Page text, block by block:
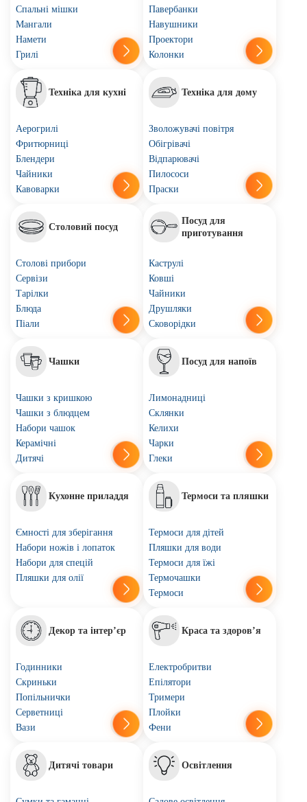
Спальні мішки
Мангали
Намети
Грилі
Павербанки
Навушники
Проектори
Колонки
Техніка для кухні
Аерогрилі
Фритюрниці
Блендери
Чайники
Кавоварки
Техніка для дому
Зволожувачі повітря
Обігрівачі
Відпарювачі
Пилососи
Праски
Столовий посуд
Столові прибори
Сервізи
Тарілки
Блюда
Піали
Посуд для
приготування
Каструлі
Ковші
Чайники
Друшляки
Сковорідки
Чашки
Чашки з кришкою
Чашки з блюдцем
Набори чашок
Керамічні
Дитячі
Посуд для напоїв
Лимонадниці
Склянки
Келихи
Чарки
Глеки
Кухонне приладдя
Ємності для зберігання
Набори ножів і лопаток
Набори для спецій
Пляшки для олії
Термоси та пляшки
Термоси для дітей
Пляшки для води
Термоси для їжі
Термочашки
Термоси
Декор та інтер’єр
Годинники
Скриньки
Попільнички
Серветниці
Вази
Краса та здоров’я
Електробритви
Епілятори
Тримери
Плойки
Фени
Дитячі товари Освітлення